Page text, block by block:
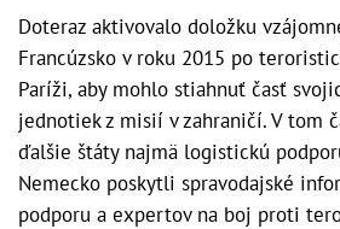
Doteraz aktivovalo doložku
Francúzsko v roku 2015 po
Paríži, aby mohlo stiahnuť časť
jednotiek z misií v zahraničí. V tom
ďalšie štáty najmä logistickú
Nemecko poskytli spravodajské
podporu a expertov na boj proti